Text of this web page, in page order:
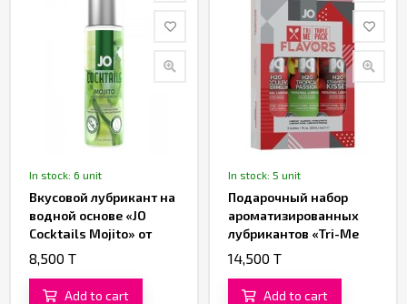
In stock: 6 unit
Вкусовой лубрикант на
водной основе «JO
Cocktails Mojito» от
«System JO» 60 ML
8,500 T
Add to cart
In stock: 5 unit
Подарочный набор
ароматизированных
лубрикантов «Tri-Me
Triple Pack Flavors» от
«System JO» 30 ML
14,500 T
Add to cart